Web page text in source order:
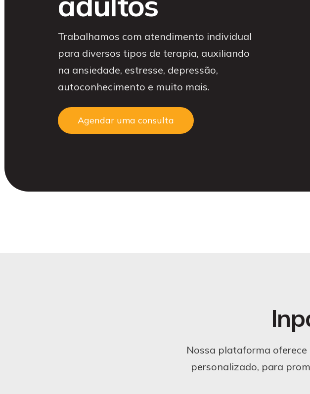
Trabalhamos com atendimento individual
para diversos tipos de terapia, auxiliando
na ansiedade, estresse, depressão,
autoconhecimento e muito mais.
Agendar uma consulta
Nossa plataforma
personalizado, para